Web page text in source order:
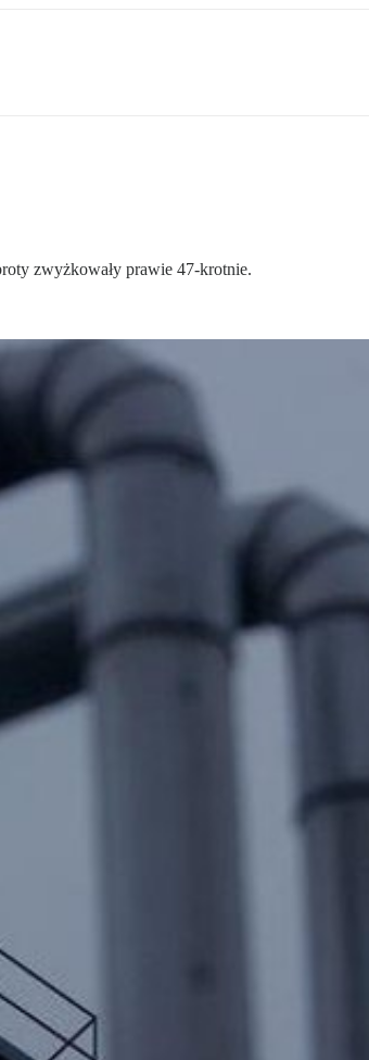
zwyżkowały prawie 47-krotnie.